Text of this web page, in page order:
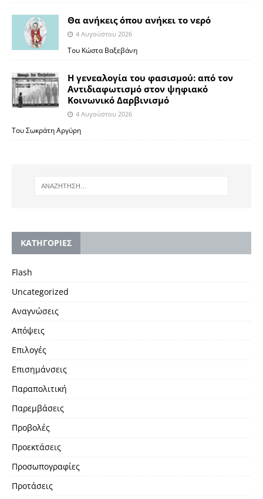
Θα ανήκεις όπου ανήκει το νερό
4 Αυγούστου 2026
Του Κώστα Βαξεβάνη
Η γενεαλογία του φασισμού: από τον
Αντιδιαφωτισμό στον ψηφιακό
Κοινωνικό Δαρβινισμό
4 Αυγούστου 2026
Του Σωκράτη Αργύρη
KΑΤΗΓΟΡΙΕΣ
Flash
Uncategorized
Αναγνώσεις
Απόψεις
Επιλογές
Επισημάνσεις
Παραπολιτική
Παρεμβάσεις
Προβολές
Προεκτάσεις
Προσωπογραφίες
Προτάσεις